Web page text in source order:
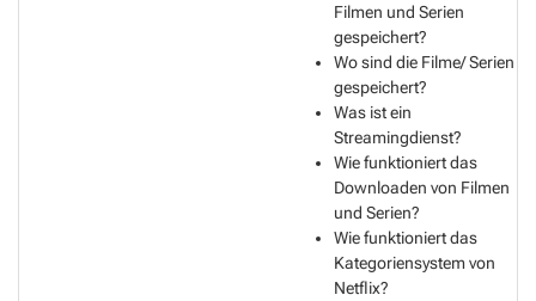
Filmen und Serien
gespeichert?
Wo sind die Filme/ Serien
gespeichert?
Was ist ein
Streamingdienst?
Wie funktioniert das
Downloaden von Filmen
und Serien?
Wie funktioniert das
Kategoriensystem von
Netflix?